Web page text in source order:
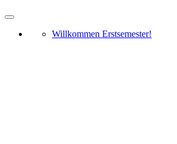
Willkommen Erstsemester!